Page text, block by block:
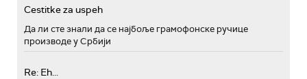
Cestitke za uspeh
Да ли сте знали да се најбоље грамофонске ручице
производе у Србији
Re: Eh...